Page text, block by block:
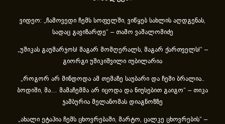
ვიდეო: „ჩამოვედი ჩემს სოფელში, ვიწყებ სახლის აღდგენას,
სადაც გავიზარდე“ – თამო ვაშალომიძე
„უშიკას გაუმარჯოს! მაგარ მომღერალს, მაგარ ქართველს!“ –
გიორგი უშიკიშვილი იუბილარია
„როგორ არ მინდოდა ამ თემაზე საუბარი და ჩემი ბრალია..
ბოდიში, მა… მამაჩემმა არ იცოდა და ნიუსებით გაიგო“ – თიკა
ჯამბურია მელანომას დიაგნოზზე
„ახა­ლი ეტა­პია ჩემს ცხოვ­რე­ბა­ში, მარ­ტო, ცალ­კე ცხოვ­რე­ბის“ –